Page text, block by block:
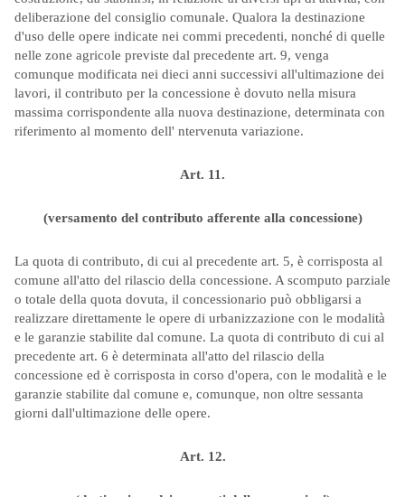
deliberazione del consiglio comunale. Qualora la destinazione
d'uso delle opere indicate nei commi precedenti, nonché di quelle
nelle zone agricole previste dal precedente art. 9, venga
comunque modificata nei dieci anni successivi all'ultimazione dei
lavori, il contributo per la concessione è dovuto nella misura
massima corrispondente alla nuova destinazione, determinata con
riferimento al momento dell' ntervenuta variazione.
Art. 11.
(versamento del contributo afferente alla concessione)
La quota di contributo, di cui al precedente art. 5, è corrisposta al
comune all'atto del rilascio della concessione. A scomputo parziale
o totale della quota dovuta, il concessionario può obbligarsi a
realizzare direttamente le opere di urbanizzazione con le modalità
e le garanzie stabilite dal comune. La quota di contributo di cui al
precedente art. 6 è determinata all'atto del rilascio della
concessione ed è corrisposta in corso d'opera, con le modalità e le
garanzie stabilite dal comune e, comunque, non oltre sessanta
giorni dall'ultimazione delle opere.
Art. 12.